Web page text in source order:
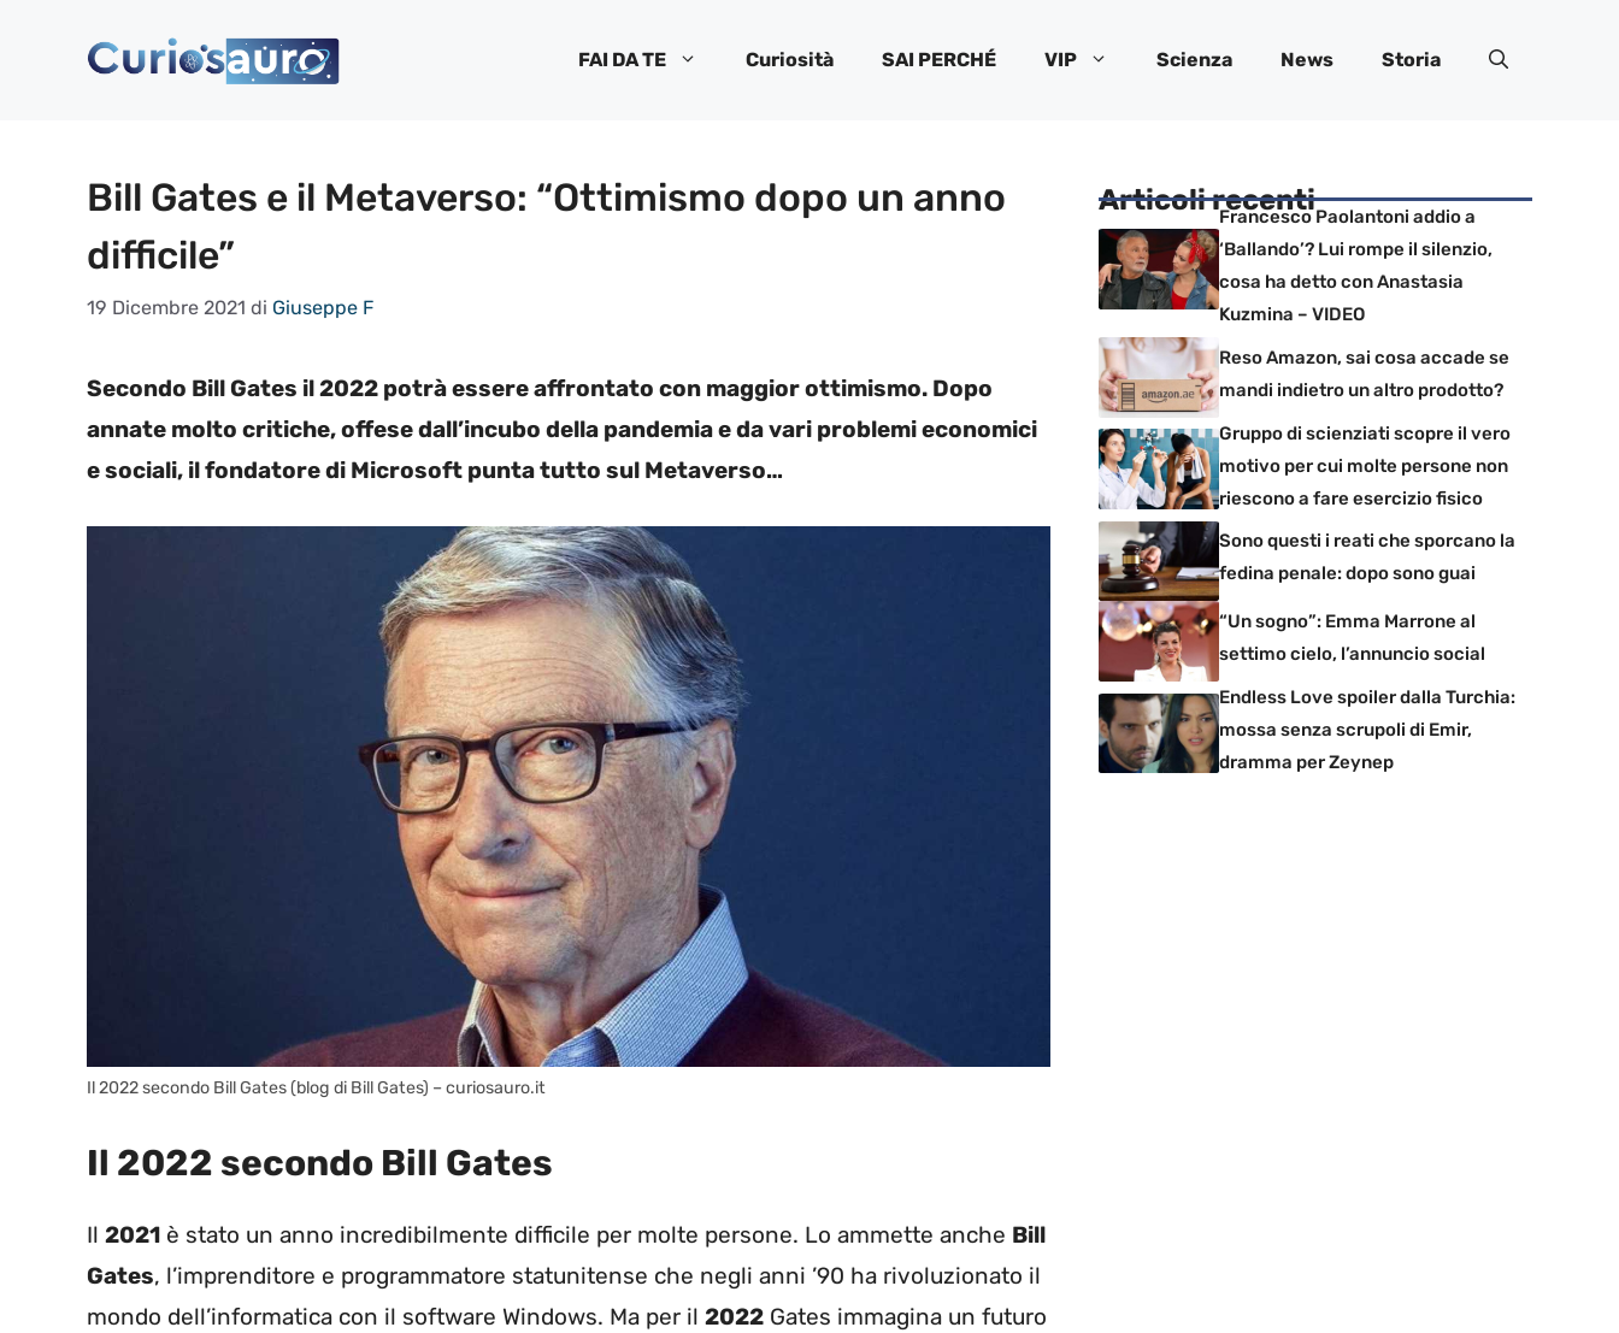
FAI DA TE Curiosità SAI PERCHÉ VIP Scienza News Storia
Bill Gates e il Metaverso: “Ottimismo dopo un anno
difficile”
19 Dicembre 2021 di Giuseppe F
Secondo Bill Gates il 2022 potrà essere affrontato con maggior ottimismo. Dopo
annate molto critiche, offese dall’incubo della pandemia e da vari problemi economici
e sociali, il fondatore di Microsoft punta tutto sul Metaverso…
Il 2022 secondo Bill Gates (blog di Bill Gates) – curiosauro.it
Il 2022 secondo Bill Gates
Il 2021 è stato un anno incredibilmente difficile per molte persone. Lo ammette anche Bill
Gates, l’imprenditore e programmatore statunitense che negli anni ’90 ha rivoluzionato il
mondo dell’informatica con il software Windows. Ma per il 2022 Gates immagina un futuro
Articoli recentiFrancesco Paolantoni addio a
‘Ballando’? Lui rompe il silenzio,
cosa ha detto con Anastasia
Kuzmina – VIDEO
Reso Amazon, sai cosa accade se
mandi indietro un altro prodotto?
Gruppo di scienziati scopre il vero
motivo per cui molte persone non
riescono a fare esercizio fisico
Sono questi i reati che sporcano la
fedina penale: dopo sono guai
“Un sogno”: Emma Marrone al
settimo cielo, l’annuncio social
Endless Love spoiler dalla Turchia:
mossa senza scrupoli di Emir,
dramma per Zeynep